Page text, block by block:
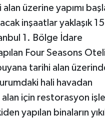
alan üzerine yapımı
inşaatlar yaklaşık
1. Bölge İdare
Four Seasons
tarihi alan
hali havadan
alan için restorasyon
yapılan binaların